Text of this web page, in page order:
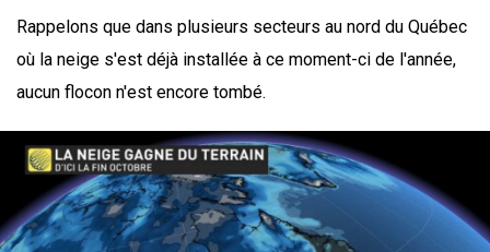
Rappelons que dans plusieurs secteurs au nord du Québec
où la neige s'est déjà installée à ce moment-ci de l'année,
aucun flocon n'est encore tombé.